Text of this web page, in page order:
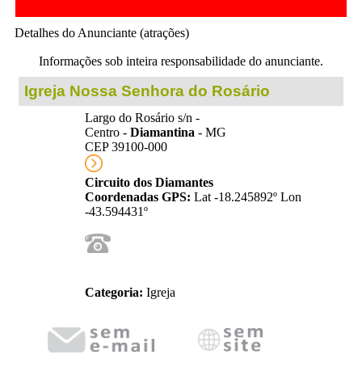
Detalhes do Anunciante (atrações)
Informações sob inteira responsabilidade do anunciante.
Igreja Nossa Senhora do Rosário
Largo do Rosário s/n -
Centro - Diamantina - MG
CEP 39100-000
Circuito dos Diamantes
Coordenadas GPS: Lat -18.245892º Lon
-43.594431º
Categoria: Igreja